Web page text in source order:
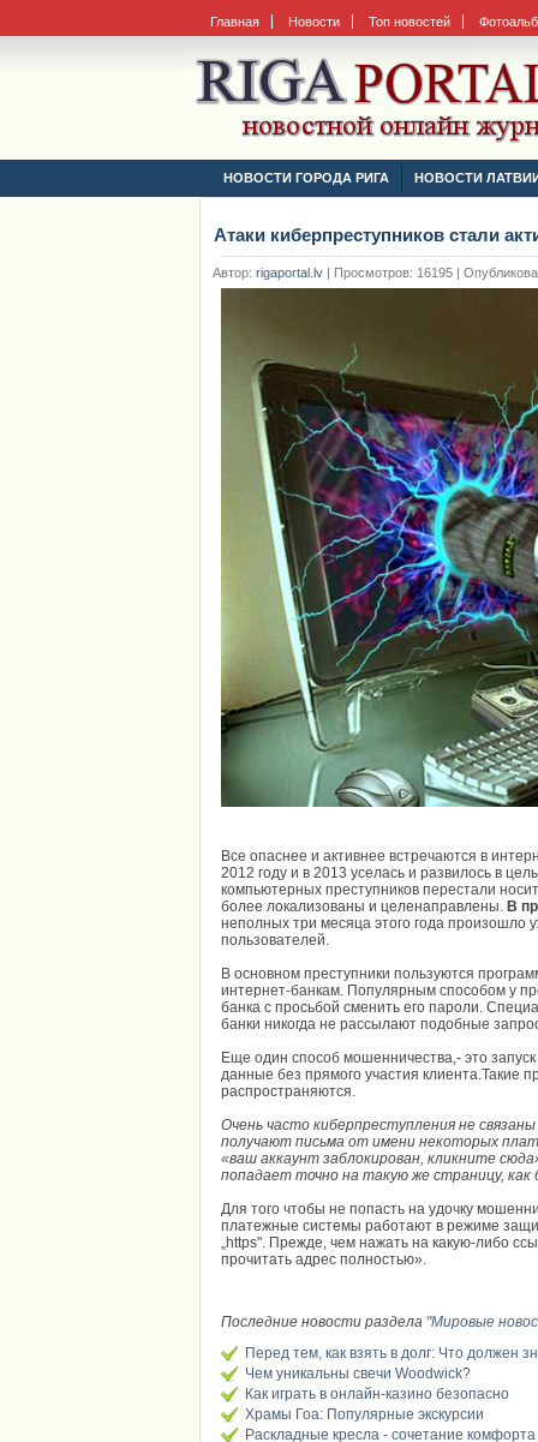
Главная Новости Топ новостей
НОВОСТИ ГОРОДА РИГА НОВОСТИ
Атаки киберпреступников стали
Автор: rigaportal.lv | Просмотров: 16195 |
Все опаснее и активнее встречаются в
2012 году и в 2013 уселась и развилось в
компьютерных преступников перестали
более локализованы и целенаправлены. В
неполных три месяца этого года произошло
пользователей.
В основном преступники пользуются
интернет-банкам. Популярным способом у
банка с просьбой сменить его пароли.
банки никогда не рассылают подобные
Еще один способ мошенничества,- это
данные без прямого участия клиента.Такие
распространяются.
Очень часто киберпреступления не
получают письма от имени некоторых
«ваш аккаунт заблокирован, кликните
попадает точно на такую же страницу, как
Для того чтобы не попасть на удочку
платежные системы работают в режиме
„https". Прежде, чем нажать на какую-либо
прочитать адрес полностью».
Последние новости раздела "Мировые
Перед тем, как взять в долг: Что должен
Чем уникальны свечи Woodwick?
Как играть в онлайн-казино безопасно
Храмы Гоа: Популярные экскурсии
Раскладные кресла - сочетание